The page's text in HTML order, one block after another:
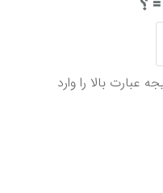
عبارت بالا را وارد